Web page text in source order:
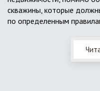
скважины, которые
по определенным
и автоматикой. Все это
подвергаться